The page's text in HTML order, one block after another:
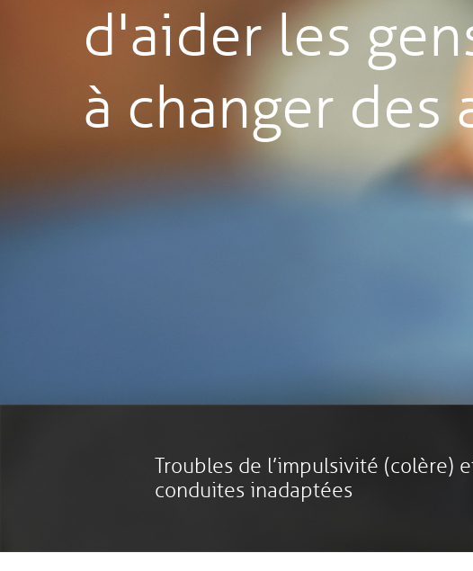
d'aider les
à changer des
Troubles de l’impulsivité (colère)
conduites inadaptées